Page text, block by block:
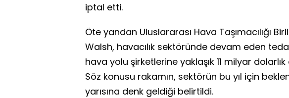
iptal etti.
Öte yandan Uluslararası Hava Taşımacılığı
Walsh, havacılık sektöründe devam eden
hava yolu şirketlerine yaklaşık 11 milyar
Söz konusu rakamın, sektörün bu yıl için
yarısına denk geldiği belirtildi.